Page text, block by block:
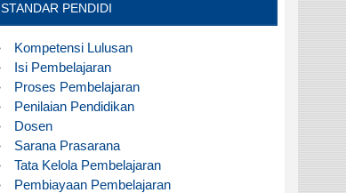
STANDAR PENDIDI
Kompetensi Lulusan
Isi Pembelajaran
Proses Pembelajaran
Penilaian Pendidikan
Dosen
Sarana Prasarana
Tata Kelola Pembelajaran
Pembiayaan Pembelajaran